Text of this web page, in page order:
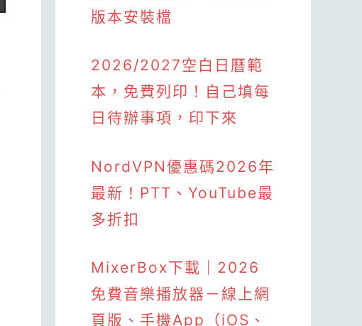
版本安裝檔
2026/2027空白日曆範
本，免費列印！自己填每
日待辦事項，印下來
NordVPN優惠碼2026年
最新！PTT、YouTube最
多折扣
MixerBox下載｜2026
免費音樂播放器－線上網
頁版、手機App（iOS、